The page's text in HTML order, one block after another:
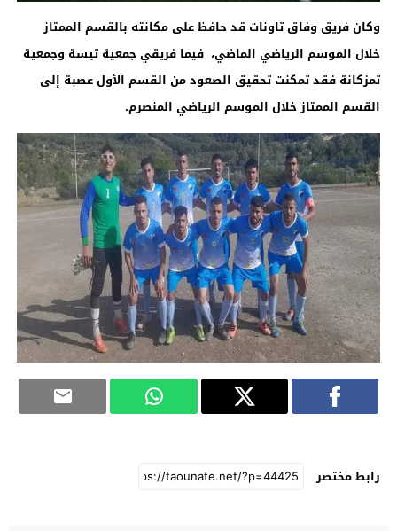
وكان فريق وفاق تاونات قد حافظ على مكانته بالقسم الممتاز
خلال الموسم الرياضي الماضي، فيما فريقي جمعية تيسة وجمعية
تمزكانة فقد تمكنت تحقيق الصعود من القسم الأول عصبة إلى
القسم الممتاز خلال الموسم الرياضي المنصرم.
رابط مختصر